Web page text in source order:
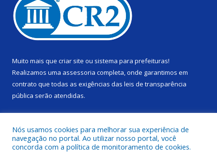
Muito mais que criar site ou sistema para prefeituras!
Realizamos uma assessoria completa, onde garantimos em
contrato que todas as exigências das leis de transparência
pública serão atendidas.
Nós usamos cookies para melhorar sua experiência de
navegação no portal. Ao utilizar nosso portal, você
concorda com a política de monitoramento de cookies.